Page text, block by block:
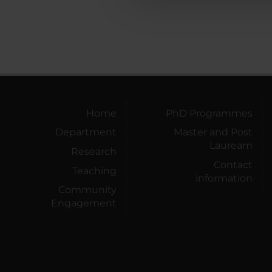
Home
Department
Research
Teaching
Community
Engagement
PhD Programmes
Master and Post
Lauream
Contact
information